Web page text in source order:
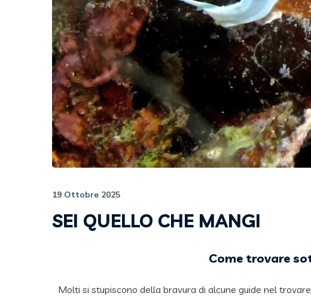
19 Ottobre 2025
SEI QUELLO CHE MANGI
Come trovare
Molti si stupiscono della bravura di alcune guide nel